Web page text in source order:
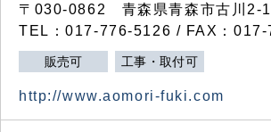
〒030-0862 青森県青森市古川2-
TEL：017-776-5126 / FAX：
販売可 工事・取付可
http://www.aomori-fuki.com